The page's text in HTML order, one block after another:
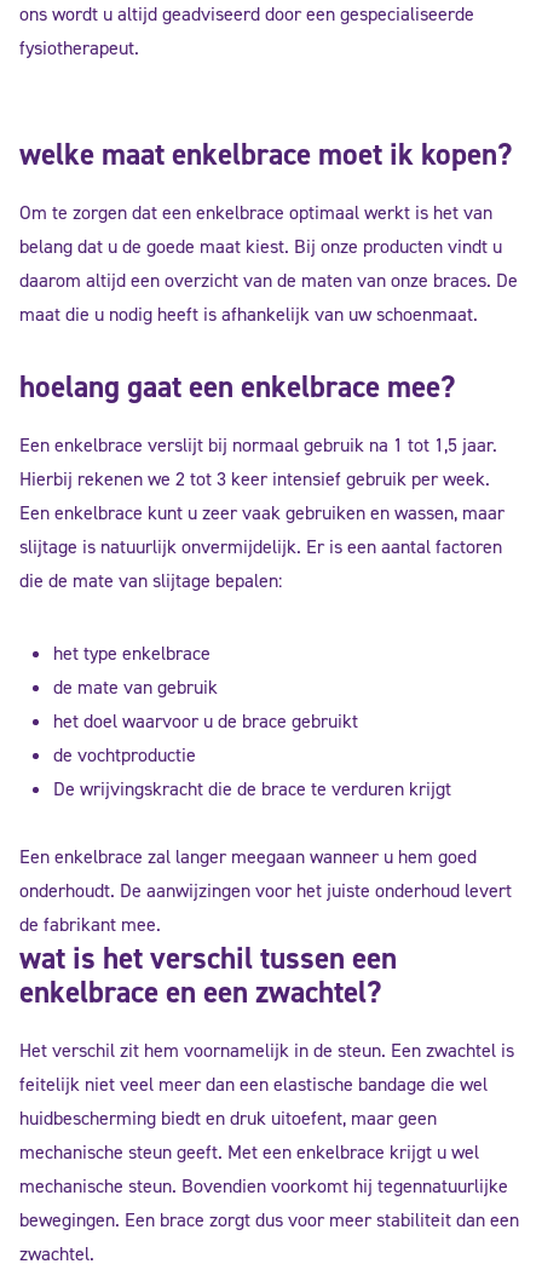
ons wordt u altijd geadviseerd door een gespecialiseerde
fysiotherapeut.
welke maat enkelbrace moet ik kopen?
Om te zorgen dat een enkelbrace optimaal werkt is het van
belang dat u de goede maat kiest. Bij onze producten vindt u
daarom altijd een overzicht van de maten van onze braces. De
maat die u nodig heeft is afhankelijk van uw schoenmaat.
hoelang gaat een enkelbrace mee?
Een enkelbrace verslijt bij normaal gebruik na 1 tot 1,5 jaar.
Hierbij rekenen we 2 tot 3 keer intensief gebruik per week.
Een enkelbrace kunt u zeer vaak gebruiken en wassen, maar
slijtage is natuurlijk onvermijdelijk. Er is een aantal factoren
die de mate van slijtage bepalen:
het type enkelbrace
de mate van gebruik
het doel waarvoor u de brace gebruikt
de vochtproductie
De wrijvingskracht die de brace te verduren krijgt
Een enkelbrace zal langer meegaan wanneer u hem goed
onderhoudt. De aanwijzingen voor het juiste onderhoud levert
de fabrikant mee.
wat is het verschil tussen een
enkelbrace en een zwachtel?
Het verschil zit hem voornamelijk in de steun. Een zwachtel is
feitelijk niet veel meer dan een elastische bandage die wel
huidbescherming biedt en druk uitoefent, maar geen
mechanische steun geeft. Met een enkelbrace krijgt u wel
mechanische steun. Bovendien voorkomt hij tegennatuurlijke
bewegingen. Een brace zorgt dus voor meer stabiliteit dan een
zwachtel.